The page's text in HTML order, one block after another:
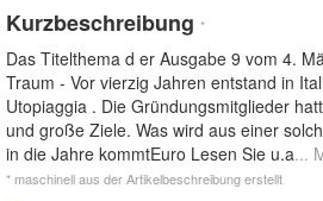
Kurzbeschreibung *
Das Titelthema d er Ausgabe 9 vom 4.
Traum - Vor vierzig Jahren entstand in
Utopiaggia . Die Gründungsmitglieder
und große Ziele. Was wird aus einer
in die Jahre kommtEuro Lesen Sie u.a...
* maschinell aus der Artikelbeschreibung erstellt